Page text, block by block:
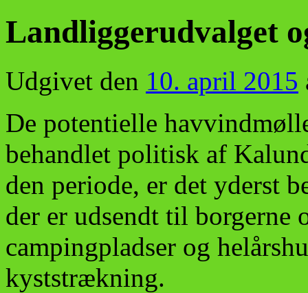
Landliggerudvalget
Udgivet den 10. april 2015
De potentielle
behandlet politisk af
den periode, er det yderst
der er udsendt til borgerne
campingpladser og
kyststrækning.